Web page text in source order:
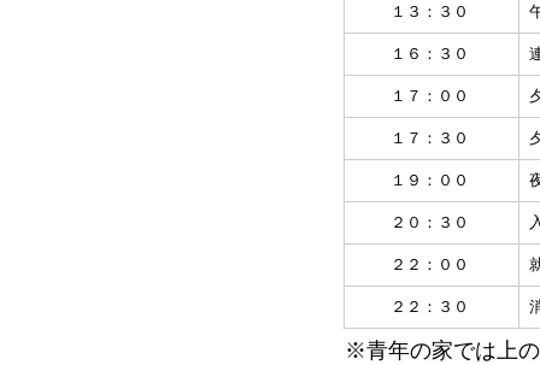
１３：３０
１６：３０
１７：００
１７：３０
１９：００
２０：３０
２２：００
２２：３０
※青年の家では上